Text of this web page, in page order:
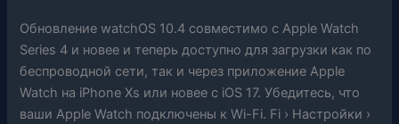
Обновление watchOS 10.4 совместимо с Apple Watch
Series 4 и новее и теперь доступно для загрузки как по
беспроводной сети, так и через приложение Apple
Watch на iPhone Xs или новее с iOS 17. Убедитесь, что
ваши Apple Watch подключены к Wi-Fi. Fi › Настройки ›